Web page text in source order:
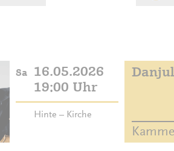
Sa
16.05.2026
19:00 Uhr
Hinte – Kirche